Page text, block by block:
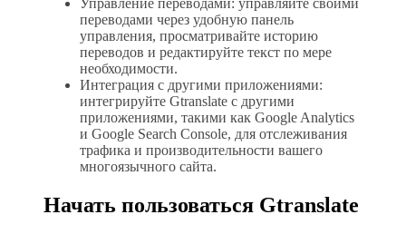
переводами через удобную панель
управления, просматривайте историю
переводов и редактируйте текст по мере
необходимости.
Интеграция с другими приложениями:
интегрируйте Gtranslate с другими
приложениями, такими как Google Analytics
и Google Search Console, для отслеживания
трафика и производительности вашего
многоязычного сайта.
Начать пользоваться Gtranslate